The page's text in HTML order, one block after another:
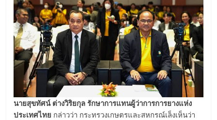
นายสุขทัศน์ ต่างวิริยกุล รักษาการแทนผู้ว่าการการยางแห่ง
ประเทศไทย กล่าวว่า กระทรวงเกษตรและสหกรณ์เล็งเห็นว่า